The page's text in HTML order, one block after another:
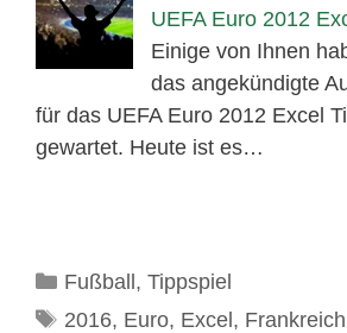
UEFA Euro 2012
Einige von Ihnen
das angekündigte
für das UEFA Euro 2012 Excel
gewartet. Heute ist es…
Kategorien
Fußball, Tippspiel
Schlagwörter
2016, Euro, Excel, Frankreich